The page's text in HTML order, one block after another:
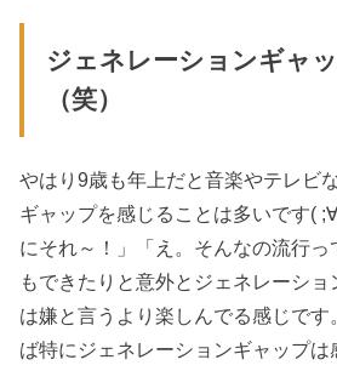
ジェネレーションギャ
（笑）
やはり9歳も年上だと音楽やテレビ
ギャップを感じることは多いです(
にそれ～！」「え。そんなの流行っ
もできたりと意外とジェネレーショ
は嫌と言うより楽しんでる感じです
ば特にジェネレーションギャップは